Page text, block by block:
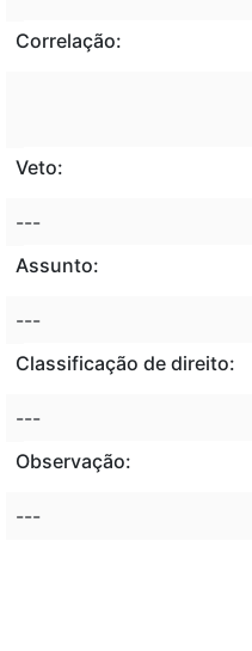
Correlação:
Veto:
---
Assunto:
---
Classificação de direito:
---
Observação:
---